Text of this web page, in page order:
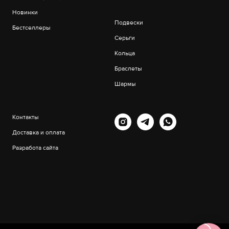
Новинки
Бестселлеры
Подвески
Серьги
Кольца
Браслеты
Шармы
Контакты
Доставка и оплата
Разработа сайта